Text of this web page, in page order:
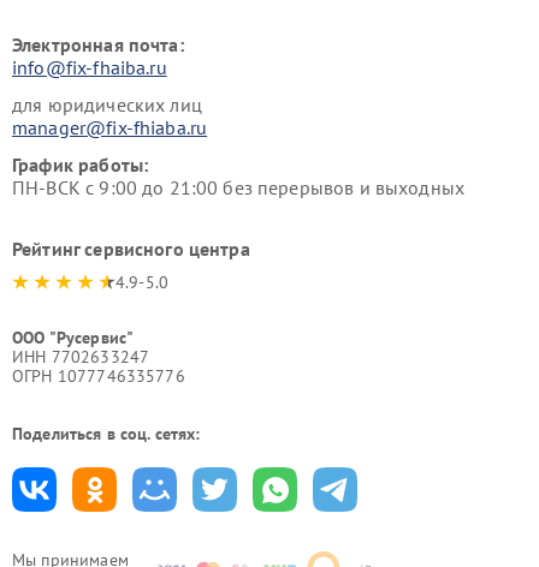
Мы принимаем
Электронная почта:
info@fix-fhaiba.ru
для юридических лиц
manager@fix-fhiaba.ru
График работы:
ПН-ВСК с 9:00 до 21:00 без перерывов и выходных
Рейтинг сервисного центра
4.9-5.0
ООО "Русервис"
ИНН 7702633247
ОГРН 1077746335776
Поделиться в соц. сетях: